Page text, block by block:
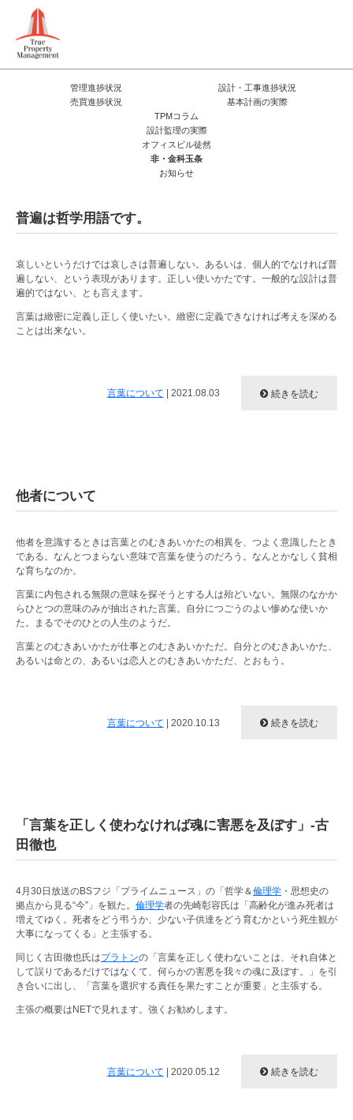
管理進捗状況
設計・工事進捗状況
売買進捗状況
基本計画の実際
TPMコラム
設計監理の実際
オフィスビル徒然
非・金科玉条
お知らせ
普遍は哲学用語です。
哀しいというだけでは哀しさは普遍しない。あるいは、個人的でなければ普
遍しない、という表現があります。正しい使いかたです。一般的な設計は普
遍的ではない、とも言えます。
言葉は緻密に定義し正しく使いたい。緻密に定義できなければ考えを深める
ことは出来ない。
言葉について 2021.08.03 続きを読む
他者について
他者を意識するときは言葉とのむきあいかたの相異を、つよく意識したとき
である。なんとつまらない意味で言葉を使うのだろう。なんとかなしく貧相
な育ちなのか。
言葉に内包される無限の意味を探そうとする人は殆どいない。無限のなかか
らひとつの意味のみが抽出された言葉。自分につごうのよい惨めな使いか
た。まるでそのひとの人生のようだ。
言葉とのむきあいかたが仕事とのむきあいかただ。自分とのむきあいかた、
あるいは命との、あるいは恋人とのむきあいかただ、とおもう。
言葉について | 2020.10.13 続きを読む
「言葉を正しく使わなければ魂に害悪を及ぼす」-古
田徹也
4月30日放送のBSフジ「プライムニュース」の「哲学＆倫理学 ・思想史の
拠点から見る“今”」を観た。 倫理学者の先崎彰容氏は「高齢化が進み死者は
増えてゆく。死者をどう弔うか、少ない子供達をどう育むかという死生観が
大事になってくる」と主張する。
同じく古田徹也氏はプラトンの「言葉を正しく使わないことは、それ自体と
して誤りであるだけではなくて、何らかの害悪を我々の魂に及ぼす。」を引
き合いに出し、「言葉を選択する責任を果たすことが重要」と主張する。
主張の概要はNETで見れます。強くお勧めします。
言葉について 2020.05.12 続きを読む